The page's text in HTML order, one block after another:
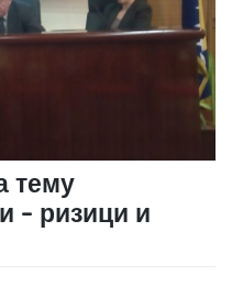
тему
– ризици и